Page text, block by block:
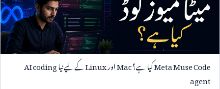
Meta Muse Codeکیا ہے؟MacاورLinuxکے لیے نیاAI coding
agent